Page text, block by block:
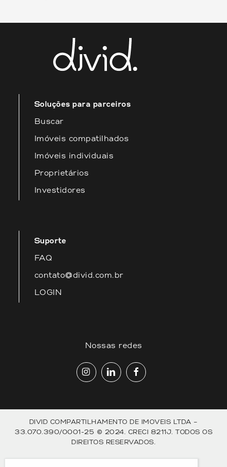
Soluções para parceiros
Buscar
Imóveis compatilhados
Imóveis individuais
Proprietários
Investidores
Suporte
FAQ
contato@divid.com.br
LOGIN
Nossas redes
DIVID COMPARTILHAMENTO DE IMOVEIS LTDA –
33.070.390/0001-25 © 2024. CRECI 8211J. TODOS OS
DIREITOS RESERVADOS.